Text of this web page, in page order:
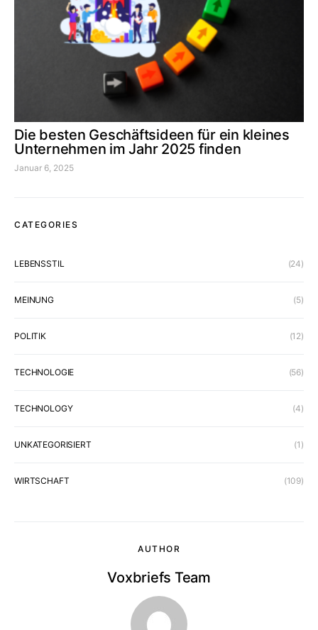
Die besten Geschäftsideen für ein kleines
Unternehmen im Jahr 2025 finden
Januar 6, 2025
CATEGORIES
LEBENSSTIL (24)
MEINUNG (5)
POLITIK (12)
TECHNOLOGIE (56)
TECHNOLOGY (4)
UNKATEGORISIERT (1)
WIRTSCHAFT (109)
AUTHOR
Voxbriefs Team